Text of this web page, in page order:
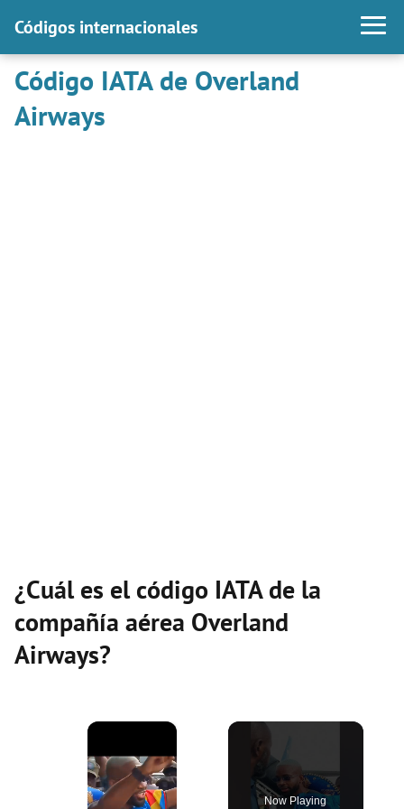
Códigos internacionales
Código IATA de Overland
Airways
¿Cuál es el código IATA de la
compañía aérea Overland
Airways?
×
Now Playing